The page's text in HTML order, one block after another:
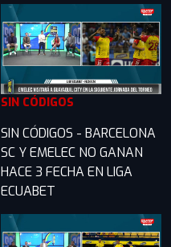
SIN CÓDIGOS
SIN CÓDIGOS - BARCELONA
SC Y EMELEC NO GANAN
HACE 3 FECHA EN LIGA
ECUABET